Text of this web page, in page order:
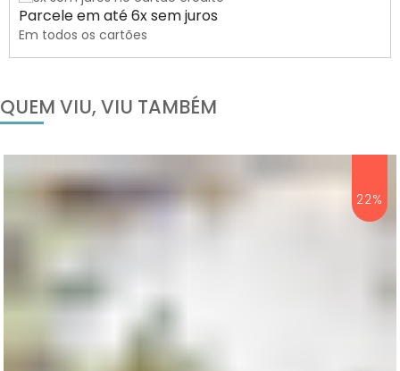
Parcele em até 6x sem juros
Em todos os cartões
QUEM VIU, VIU TAMBÉM
22%